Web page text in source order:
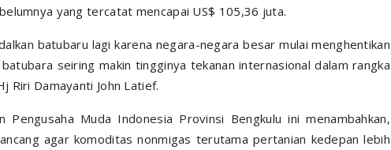
yang tercatat mencapai US$ 105,36 juta.
batubaru lagi karena negara-negara besar mulai menghentikan
seiring makin tingginya tekanan internasional dalam rangka
Riri Damayanti John Latief.
Pengusaha Muda Indonesia Provinsi Bengkulu ini menambahkan,
agar komoditas nonmigas terutama pertanian kedepan lebih